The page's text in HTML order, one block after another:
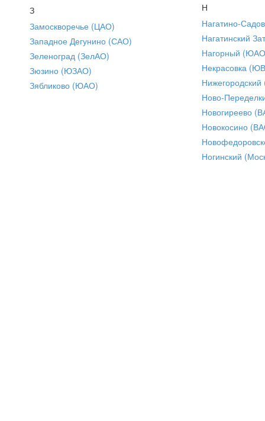
З
Замоскворечье (ЦАО)
Западное Дегунино (САО)
Зеленоград (ЗелАО)
Зюзино (ЮЗАО)
Зябликово (ЮАО)
Н
Нагатино-
Нагатинский
Нагорный
Некрасовка
Ново-
Новогиреево
Новокосино
Ногинский